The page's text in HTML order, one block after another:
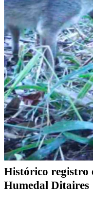
Histórico registro
Humedal Ditaires